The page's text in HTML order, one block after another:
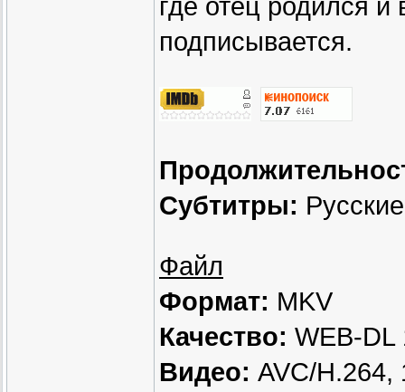
где отец родился
подписывается.
Субтитры:
Файл
Формат: MKV
Качество: WEB-DL
Видео: AVC/H.264,